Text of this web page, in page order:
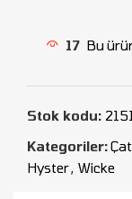
17 Bu
Stok kodu:
Kategoriler:
Hyster, Wicke